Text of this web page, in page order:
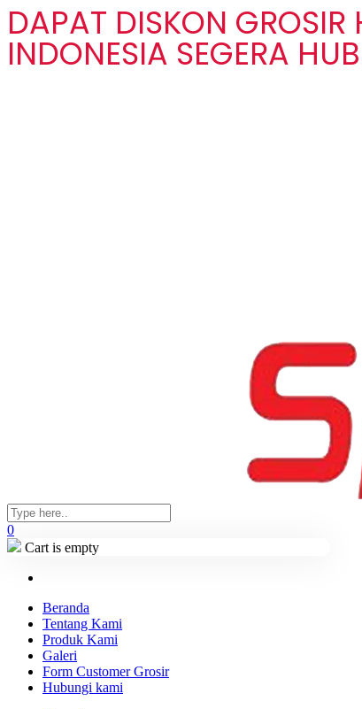
DAPAT DISKON
INDONESIA SEGERA
0
Cart is empty
Beranda
Tentang Kami
Produk Kami
Galeri
Form Customer Grosir
Hubungi kami